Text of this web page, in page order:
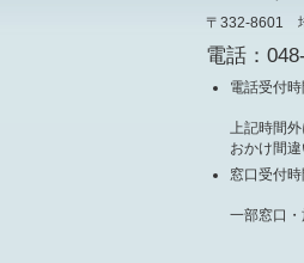
〒332-8601
電話：
電話受付時
上記時間
おかけ間
窓口受付時
一部窓口